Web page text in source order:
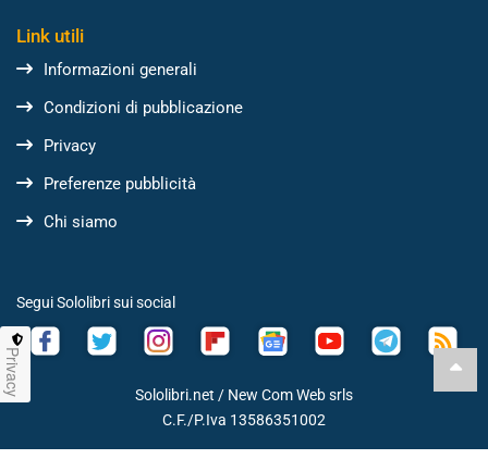
Link utili
Informazioni generali
Condizioni di pubblicazione
Privacy
Preferenze pubblicità
Chi siamo
Segui Sololibri sui social
Sololibri.net / New Com Web srls
C.F./P.Iva 13586351002
Privacy